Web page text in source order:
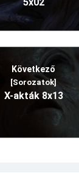
Következő
[Sorozatok]
X-akták 8x13